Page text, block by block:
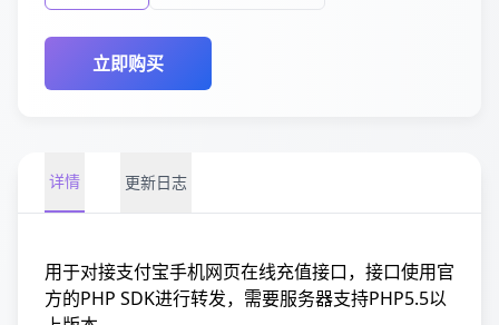
立即购买
详情 更新日志
用于对接支付宝手机网页在线充值接口，接口使用官
方的PHP SDK进行转发，需要服务器支持PHP5.5以